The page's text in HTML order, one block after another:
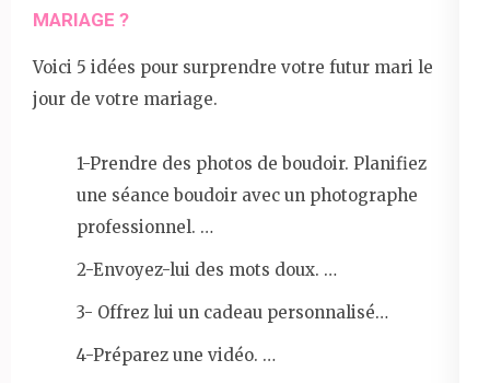
MARIAGE ?
Voici 5 idées pour surprendre votre futur mari le
jour de votre mariage.
1-Prendre des photos de boudoir. Planifiez
une séance boudoir avec un photographe
professionnel. …
2-Envoyez-lui des mots doux. …
3- Offrez lui un cadeau personnalisé…
4-Préparez une vidéo. …